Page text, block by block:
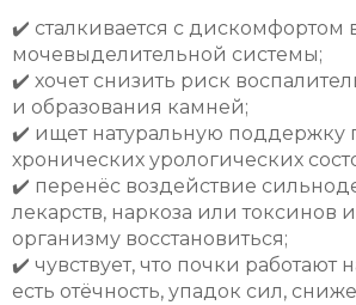
✔️ сталкивается с дискомфортом
мочевыделительной системы;
✔️ хочет снизить риск
и образования камней;
✔️ ищет натуральную поддержку
хронических урологических
✔️ перенёс воздействие
лекарств, наркоза или токсинов
организму восстановиться;
✔️ чувствует, что почки работают
есть отёчность, упадок сил,